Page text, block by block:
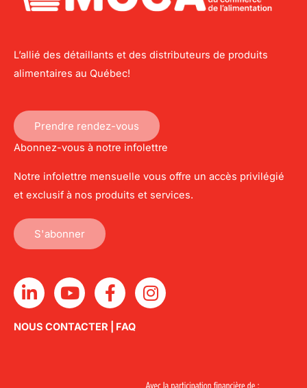
L’allié des détaillants et des distributeurs de produits
alimentaires au Québec!
Prendre rendez-vous
Abonnez-vous à notre infolettre
Notre infolettre mensuelle vous offre un accès privilégié
et exclusif à nos produits et services.
S'abonner
L
i
n
k
Y
o
u
t
F
a
c
e
I
n
NOUS CONTACTER FAQ